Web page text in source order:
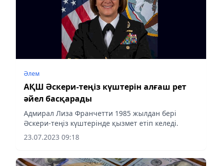
Әлем
АҚШ Әскери-теңіз күштерін алғаш рет
әйел басқарады
Адмирал Лиза Франчетти 1985 жылдан бері
Әскери-теңіз күштерінде қызмет етіп келеді.
23.07.2023 09:18